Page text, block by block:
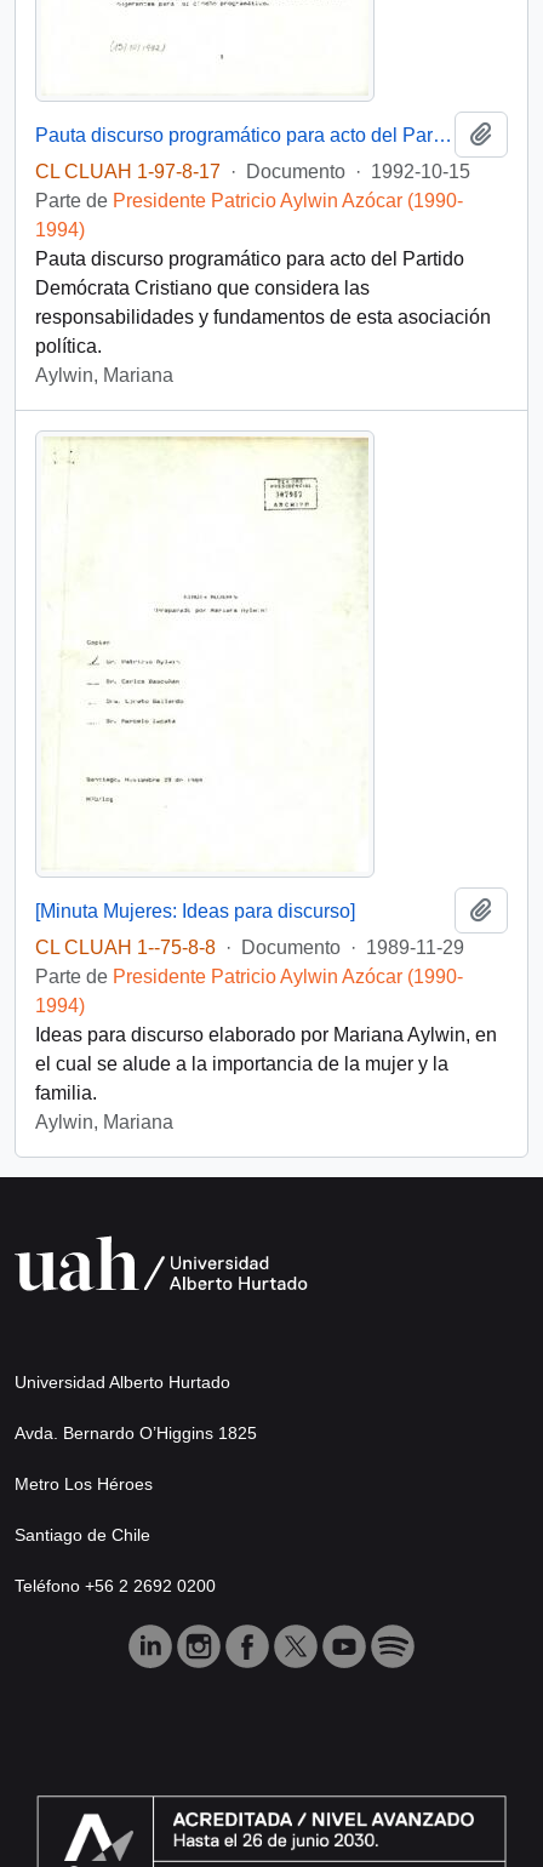
Pauta discurso programático para acto del Partido Demócrata Cristiano
CL CLUAH 1-97-8-17 · Documento · 1992-10-15
Parte de Presidente Patricio Aylwin Azócar (1990-
1994)
Pauta discurso programático para acto del Partido
Demócrata Cristiano que considera las
responsabilidades y fundamentos de esta asociación
política.
Aylwin, Mariana
[Minuta Mujeres: Ideas para discurso]
CL CLUAH 1--75-8-8 · Documento · 1989-11-29
Parte de Presidente Patricio Aylwin Azócar (1990-
1994)
Ideas para discurso elaborado por Mariana Aylwin, en
el cual se alude a la importancia de la mujer y la
familia.
Aylwin, Mariana
Universidad Alberto Hurtado
Avda. Bernardo O’Higgins 1825
Metro Los Héroes
Santiago de Chile
Teléfono +56 2 2692 0200